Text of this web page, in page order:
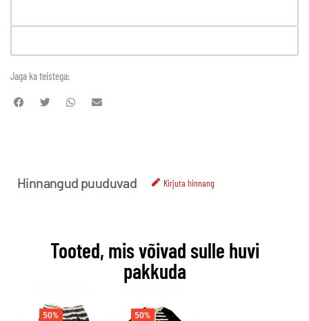
Jaga ka teistega:
Hinnangud puuduvad Kirjuta hinnang
Tooted, mis võivad sulle huvi
pakkuda
50% 50%